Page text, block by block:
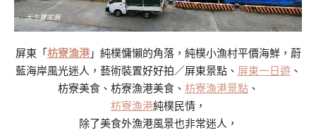
屏東「 枋寮漁港」純樸慵懶的角落，純樸小漁村平價海鮮，蔚
藍海岸風光迷人，藝術裝置好好拍／屏東景點、 屏東一日遊、
枋寮美食、枋寮漁港美食、 枋寮漁港景點、
枋寮漁港純樸民情，
除了美食外漁港風景也非常迷人，